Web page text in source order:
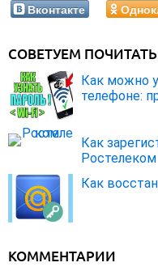
Вконтакте
СОВЕТУЕМ
Как можно
телефоне:
Как
Ростелеком
Как
КОММЕНТАРИИ